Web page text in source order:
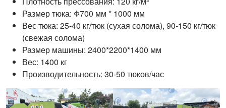
Размер тюка: Φ700 мм * 1000 мм
Вес тюка: 25-40 кг/тюк (сухая солома), 90-150 кг/тюк
(свежая солома)
Размер машины: 2400*2200*1400 мм
Вес: 1400 кг
Производительность: 30-50 тюков/час